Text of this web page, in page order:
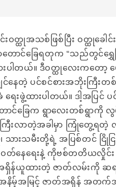
ဝတ္ထုအသစ်ဖြစ်ပြီး ဝတ္ထုခေါ
တောင်ခြေရတုက “သည်တွင်
ပါတယ်။ ဒီဝတ္ထုလေးကတော့ မွ
င်နေတဲ့ ပင်စင်စားအဘိုးကြီး
ေးဖွဲ့ထားပါတယ်။ ဒါ့အပြင် ပ
ောင်ခြေက ရွာလေးတစ်ရွာကို လွ
ြီးလာတဲ့အခါမှာ ကြုံတွေ့ရတဲ့
၊ သားသမီးတို့ရဲ့ အပြစ်တင် ငြို
ဝတ်နေရေးနဲ့ ကိုဗစ်တတိယလှိုင်
ရှိန်ယူထားတဲ့ ဇာတ်လမ်းကို ဆရ
အနိမ့်အမြင့် ဇာတ်အရှိန် အတက်